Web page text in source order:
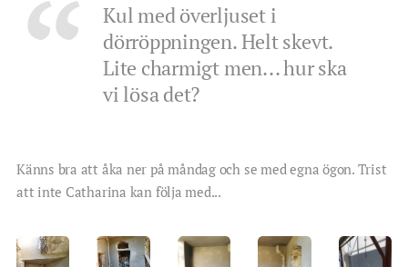
Kul med överljuset i
dörröppningen. Helt skevt.
Lite charmigt men... hur ska
vi lösa det?
Känns bra att åka ner på måndag och se med egna ögon. Trist
att inte Catharina kan följa med...